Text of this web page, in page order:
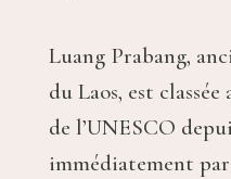
Luang Prabang,
du Laos, est
de l’UNESCO
immédiatement